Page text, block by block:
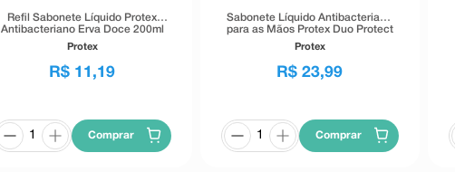
Refil Sabonete Líquido Protex
Antibacteriano Erva Doce 200ml
Protex
R$ 11 ,19
Comprar
Sabonete Líquido Antibacteriano
para as Mãos Protex Duo Protect
400ml
Protex
R$ 23,99
Comprar